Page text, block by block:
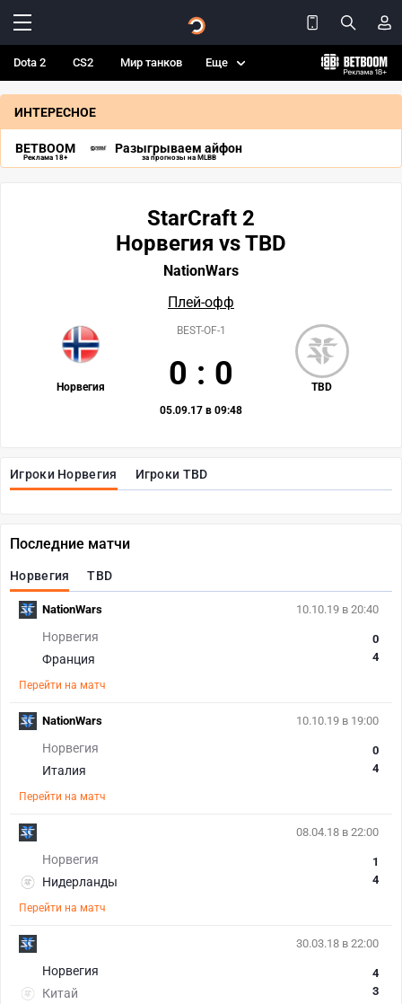
Dota 2 CS2 Мир танков Еще
ИНТЕРЕСНОЕ
BETBOOM
Реклама 18+
Разыгрываем айфон
за прогнозы на MLBB
Игроки Норвегия Игроки TBD
StarCraft 2
Норвегия vs TBD
NationWars
Плей-офф
Норвегия TBD
BEST-OF-1
0 : 0
05.09.17 в 09:48
Последние матчи
Норвегия TBD
10.10.19 в 20:40
Норвегия
Франция
0
4
Перейти на матч
NationWars
10.10.19 в 19:00
Норвегия
Италия
0
4
Перейти на матч
NationWars
08.04.18 в 22:00
Норвегия
Нидерланды
1
4
Перейти на матч
30.03.18 в 22:00
Норвегия
Китай
4
3